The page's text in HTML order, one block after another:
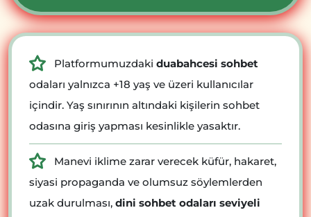
Platformumuzdaki duabahcesi sohbet
odaları yalnızca +18 yaş ve üzeri kullanıcılar
içindir. Yaş sınırının altındaki kişilerin sohbet
odasına giriş yapması kesinlikle yasaktır.
Manevi iklime zarar verecek küfür, hakaret,
siyasi propaganda ve olumsuz söylemlerden
uzak durulması, dini sohbet odaları seviyeli